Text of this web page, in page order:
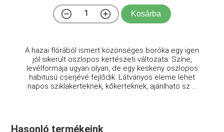
Kosárba
A hazai flórából ismert közönséges boróka egy igen
jól sikerült oszlopos kertészeti változata. Színe,
levélformája ugyan olyan, de egy keskeny oszlopos
habitusú cserjévé fejlődik. Látványos eleme lehet
napos sziklakerteknek, kőkerteknek, ajánlható sz ...
Hasonló termékeink